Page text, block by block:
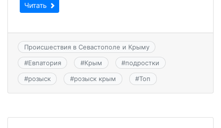
Читать
Происшествия в Севастополе и Крыму
#Евпатория #Крым #подростки
#розыск #розыск крым #Топ